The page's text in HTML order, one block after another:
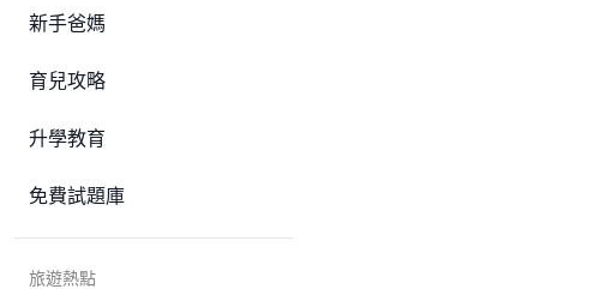
新手爸媽
育兒攻略
升學教育
免費試題庫
旅遊熱點